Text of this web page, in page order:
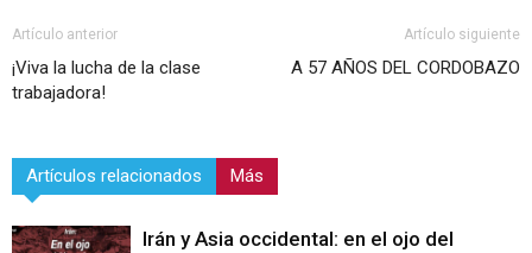
Artículo anterior
¡Viva la lucha de la clase
trabajadora!
Artículo siguiente
A 57 AÑOS DEL CORDOBAZO
Artículos relacionados Más
Irán y Asia occidental: en el ojo del